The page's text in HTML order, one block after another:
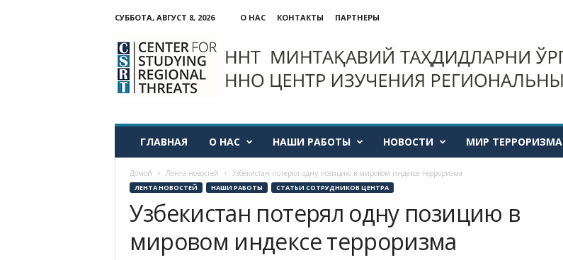
СУББОТА, АВГУСТ 8, 2026 О НАС КОНТАКТЫ
ПАРТНЕРЫ
Центр
изучения
региональных
угроз
ГЛАВНАЯ О НАС НАШИ РАБОТЫ НОВОСТИ МИР ТЕРРОРИЗМА
Домой Лента новостей Узбекистан потерял одну позицию в мировом индексе терроризма
ЛЕНТА НОВОСТЕЙ НАШИ РАБОТЫ СТАТЬИ СОТРУДНИКОВ ЦЕНТРА
Узбекистан потерял одну позицию в
мировом индексе терроризма